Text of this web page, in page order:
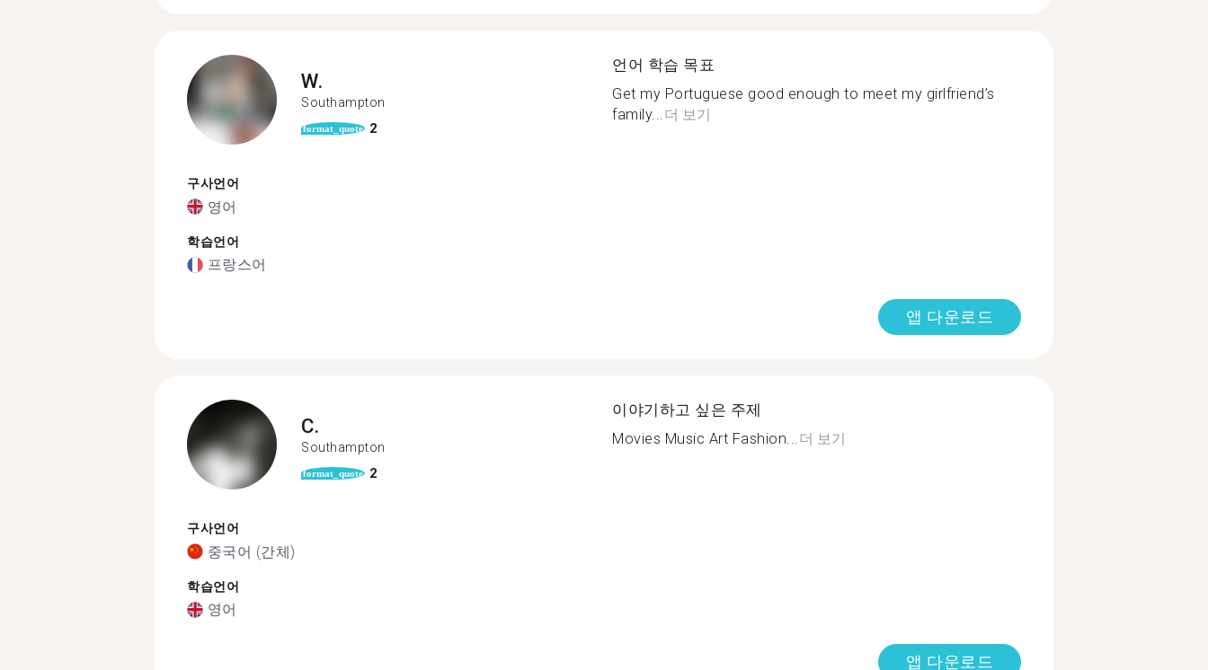
W.
Southampton
format_quote 2
구사언어
영어
학습언어
프랑스어
언어 학습 목표
Get my Portuguese good enough to meet my girlfriend’s
family...더 보기
앱 다운로드
C.
Southampton
format_quote 2
구사언어
중국어 (간체)
학습언어
영어
이야기하고 싶은 주제
Movies Music Art Fashion...더 보기
앱 다운로드